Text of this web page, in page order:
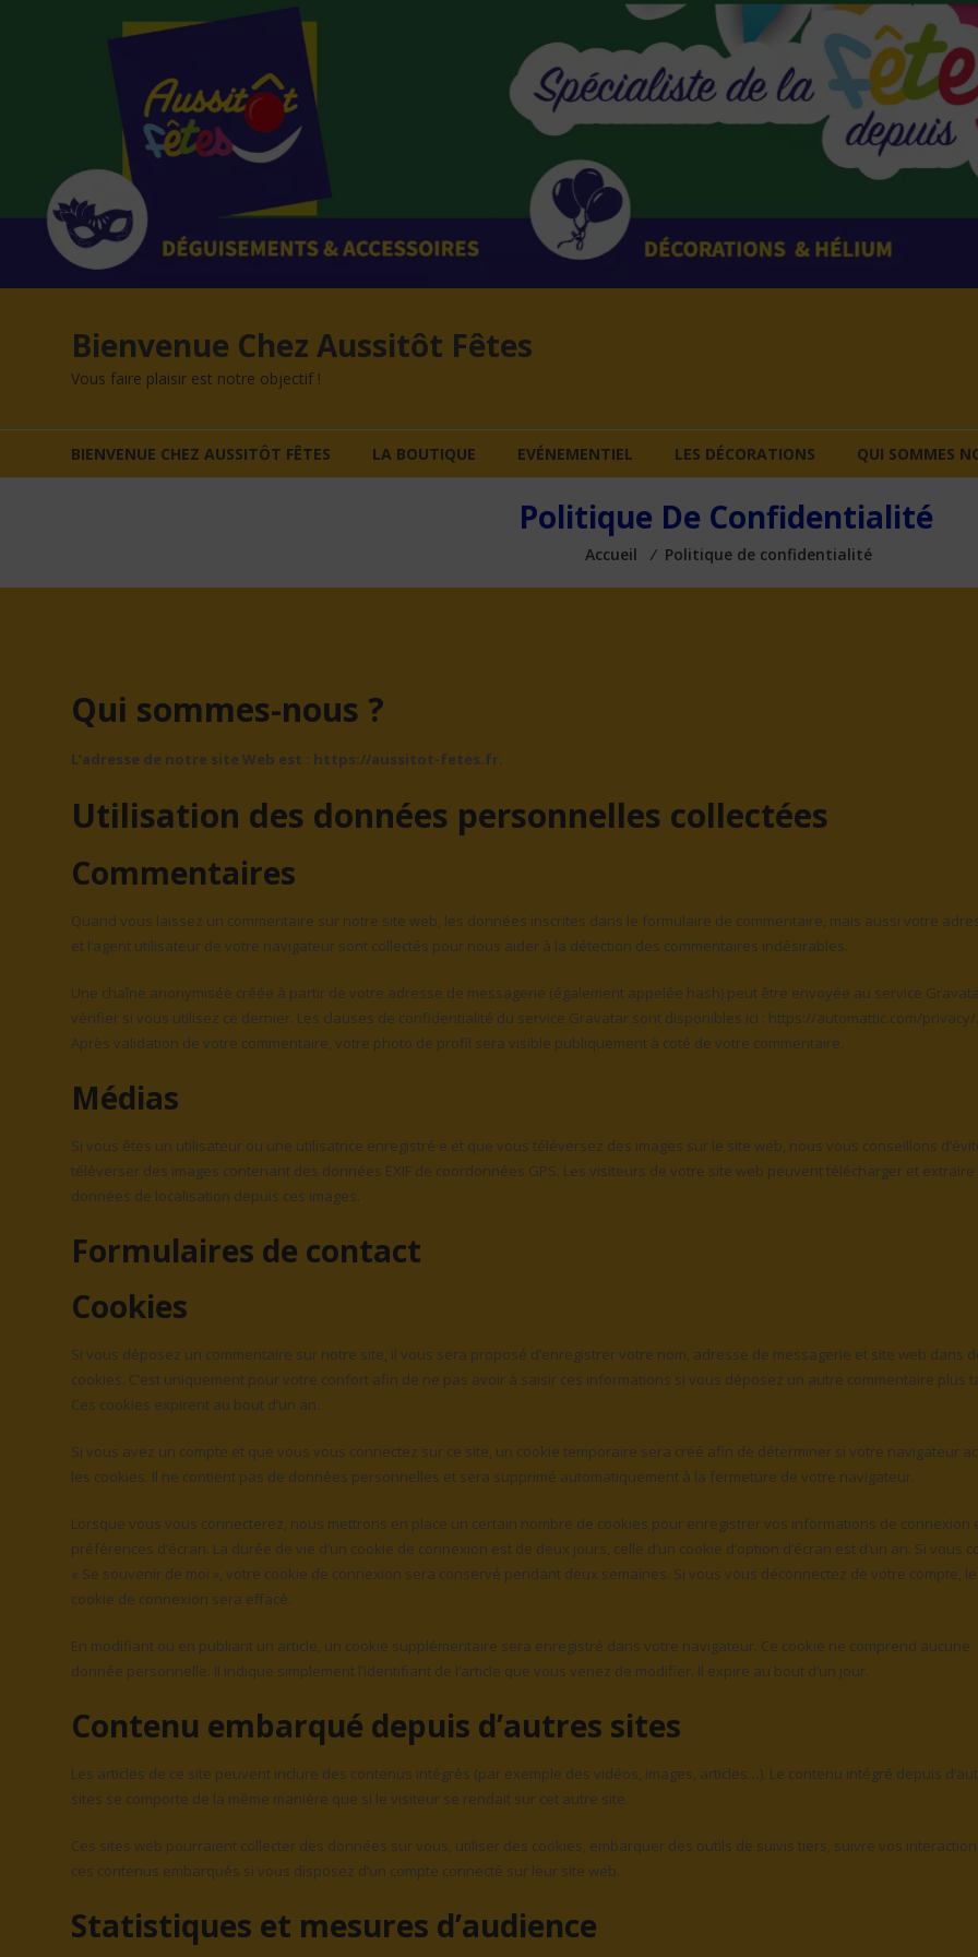
Bienvenue Chez Aussitôt Fêtes
Vous faire plaisir est notre objectif !
BIENVENUE CHEZ AUSSITÔT FÊTES LA BOUTIQUE EVÉNEMENTIEL LES DÉCORATIONS QUI SOMMES
Politique De Confidentialité
Accueil ⁄ Politique de confidentialité
Qui sommes-nous ?
L’adresse de notre site Web est : https://aussitot-fetes.fr.
Utilisation des données personnelles collectées
Commentaires
Quand vous laissez un commentaire sur notre site web, les données inscrites dans le formulaire de commentaire, mais aussi votre
et l’agent utilisateur de votre navigateur sont collectés pour nous aider à la détection des commentaires indésirables.
Une chaîne anonymisée créée à partir de votre adresse de messagerie (également appelée hash) peut être envoyée au service
vérifier si vous utilisez ce dernier. Les clauses de confidentialité du service Gravatar sont disponibles ici : https://automattic.com/privacy/.
Après validation de votre commentaire, votre photo de profil sera visible publiquement à coté de votre commentaire.
Médias
Si vous êtes un utilisateur ou une utilisatrice enregistré·e et que vous téléversez des images sur le site web, nous vous conseillons
téléverser des images contenant des données EXIF de coordonnées GPS. Les visiteurs de votre site web peuvent télécharger et extraire
données de localisation depuis ces images.
Formulaires de contact
Cookies
Si vous déposez un commentaire sur notre site, il vous sera proposé d’enregistrer votre nom, adresse de messagerie et site web dans
cookies. C’est uniquement pour votre confort afin de ne pas avoir à saisir ces informations si vous déposez un autre commentaire plus
Ces cookies expirent au bout d’un an.
Si vous avez un compte et que vous vous connectez sur ce site, un cookie temporaire sera créé afin de déterminer si votre navigateur
les cookies. Il ne contient pas de données personnelles et sera supprimé automatiquement à la fermeture de votre navigateur.
Lorsque vous vous connecterez, nous mettrons en place un certain nombre de cookies pour enregistrer vos informations de connexion
préférences d’écran. La durée de vie d’un cookie de connexion est de deux jours, celle d’un cookie d’option d’écran est d’un an. Si vous
« Se souvenir de moi », votre cookie de connexion sera conservé pendant deux semaines. Si vous vous déconnectez de votre compte, le
cookie de connexion sera effacé.
En modifiant ou en publiant un article, un cookie supplémentaire sera enregistré dans votre navigateur. Ce cookie ne comprend aucune
donnée personnelle. Il indique simplement l’identifiant de l’article que vous venez de modifier. Il expire au bout d’un jour.
Contenu embarqué depuis d’autres sites
Les articles de ce site peuvent inclure des contenus intégrés (par exemple des vidéos, images, articles…). Le contenu intégré depuis
sites se comporte de la même manière que si le visiteur se rendait sur cet autre site.
Ces sites web pourraient collecter des données sur vous, utiliser des cookies, embarquer des outils de suivis tiers, suivre vos
ces contenus embarqués si vous disposez d’un compte connecté sur leur site web.
Statistiques et mesures d’audience